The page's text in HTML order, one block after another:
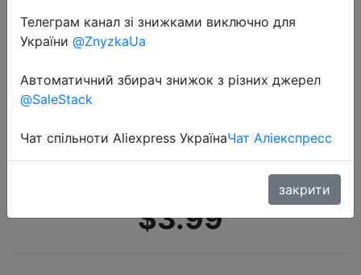
2020-10-15
светильник, Складная Настольная
лампа с регулируемой яркостью
DC5V, USB питание, Настольный
светильник 6000K, Ночно…
$3.99
Телеграм канал зі знижками виключно для
України @ZnyzkaUa
Автоматичний збирач знижок з різних джерел
@SaleStack
Чат спільноти Aliexpress УкраїнаЧат Аліекспресс
закрити